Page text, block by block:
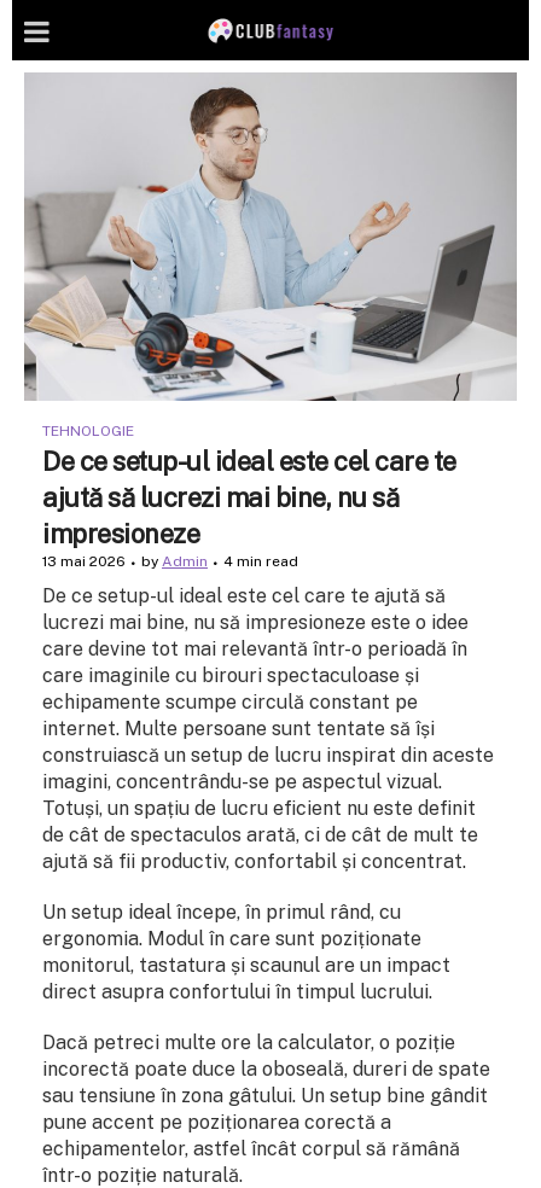
TEHNOLOGIE
De ce setup-ul ideal este cel care te
ajută să lucrezi mai bine, nu să
impresioneze
13 mai 2026 by Admin 4 min read
De ce setup-ul ideal este cel care te ajută să
lucrezi mai bine, nu să impresioneze este o idee
care devine tot mai relevantă într-o perioadă în
care imaginile cu birouri spectaculoase și
echipamente scumpe circulă constant pe
internet. Multe persoane sunt tentate să își
construiască un setup de lucru inspirat din aceste
imagini, concentrându-se pe aspectul vizual.
Totuși, un spațiu de lucru eficient nu este definit
de cât de spectaculos arată, ci de cât de mult te
ajută să fii productiv, confortabil și concentrat.
Un setup ideal începe, în primul rând, cu
ergonomia. Modul în care sunt poziționate
monitorul, tastatura și scaunul are un impact
direct asupra confortului în timpul lucrului.
Dacă petreci multe ore la calculator, o poziție
incorectă poate duce la oboseală, dureri de spate
sau tensiune în zona gâtului. Un setup bine gândit
pune accent pe poziționarea corectă a
echipamentelor, astfel încât corpul să rămână
într-o poziție naturală.